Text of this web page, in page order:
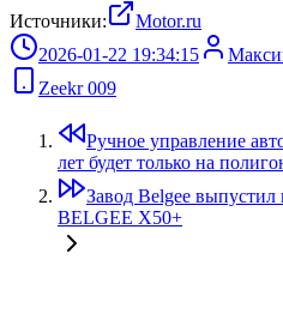
Источники:
Motor.ru
2026-01-22 19:34:15
Zeekr 009
Ручное управление
лет будет только на
Завод Belgee
BELGEE X50+